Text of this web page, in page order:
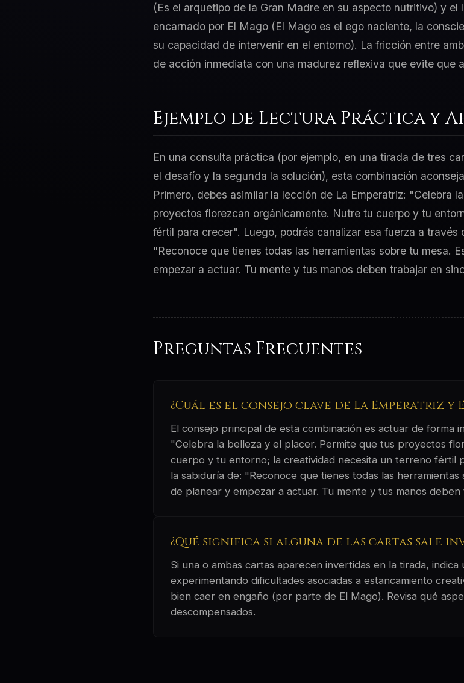
(Es el arquetipo de la Gran Madre en su aspecto nutritivo) y
encarnado por El Mago (El Mago es el ego naciente, la
su capacidad de intervenir en el entorno). La fricción entre
de acción inmediata con una madurez reflexiva que evite que
Ejemplo de Lectura Práctica y
En una consulta práctica (por ejemplo, en una tirada de tres
el desafío y la segunda la solución), esta combinación
Primero, debes asimilar la lección de La Emperatriz: "Celebra
proyectos florezcan orgánicamente. Nutre tu cuerpo y tu
fértil para crecer". Luego, podrás canalizar esa fuerza a
"Reconoce que tienes todas las herramientas sobre tu mesa.
empezar a actuar. Tu mente y tus manos deben trabajar en
Preguntas Frecuentes
¿Cuál es el consejo clave de La Emperatriz y
El consejo principal de esta combinación es actuar de forma
"Celebra la belleza y el placer. Permite que tus proyectos
cuerpo y tu entorno; la creatividad necesita un terreno fértil
la sabiduría de: "Reconoce que tienes todas las
de planear y empezar a actuar. Tu mente y tus manos deben
¿Qué significa si alguna de las cartas sale
Si una o ambas cartas aparecen invertidas en la tirada,
experimentando dificultades asociadas a estancamiento
bien caer en engaño (por parte de El Mago). Revisa qué
descompensados.